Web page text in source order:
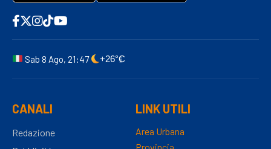
Sab 8 Ago, 21:47 +26°C
CANALI
Redazione
LINK UTILI
Area Urbana